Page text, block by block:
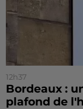
12h37
Bordeaux :
plafond de